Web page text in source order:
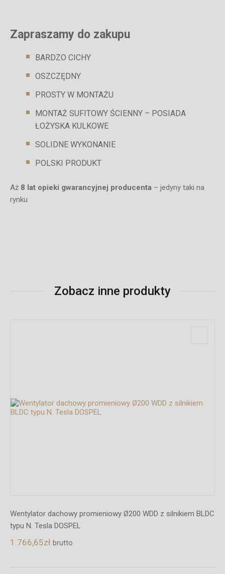
Zapraszamy do zakupu
BARDZO CICHY
OSZCZĘDNY
PROSTY W MONTAŻU
MONTAŻ SUFITOWY ŚCIENNY – POSIADA
ŁOŻYSKA KULKOWE
SOLIDNE WYKONANIE
POLSKI PRODUKT
Aż 8 lat opieki gwarancyjnej producenta – jedyny taki na
rynku
Zobacz inne produkty
Wentylator dachowy promieniowy Ø200 WDD z silnikiem BLDC
typu N. Tesla DOSPEL
1.766,65zł brutto